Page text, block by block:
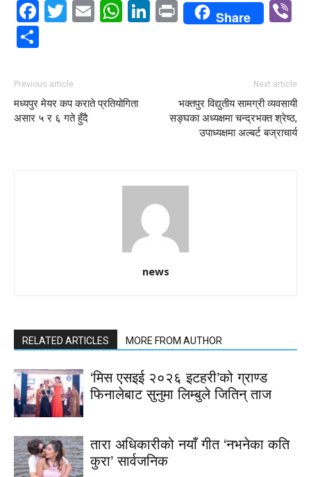
Facebook
Twitter
EmailWhatsApp
LinkedIn
PrintShare
Previous article
मध्यपुर मेयर कप कराते प्रतियोगिता
असार ५ र ६ गते हुँदै
Next article
भक्तपुर विद्युतीय सामग्री व्यवसायी
सङ्घका अध्यक्षमा चन्द्रभक्त श्रेष्ठ,
उपाध्यक्षमा अल्बर्ट बज्राचार्य
news
RELATED ARTICLES MORE FROM AUTHOR
‘मिस एसइई २०२६ इटहरी’को ग्राण्ड
फिनालेबाट सुनुमा लिम्बुले जितिन् ताज
तारा अधिकारीको नयाँ गीत ‘नभनेका कति
कुरा’ सार्वजनिक